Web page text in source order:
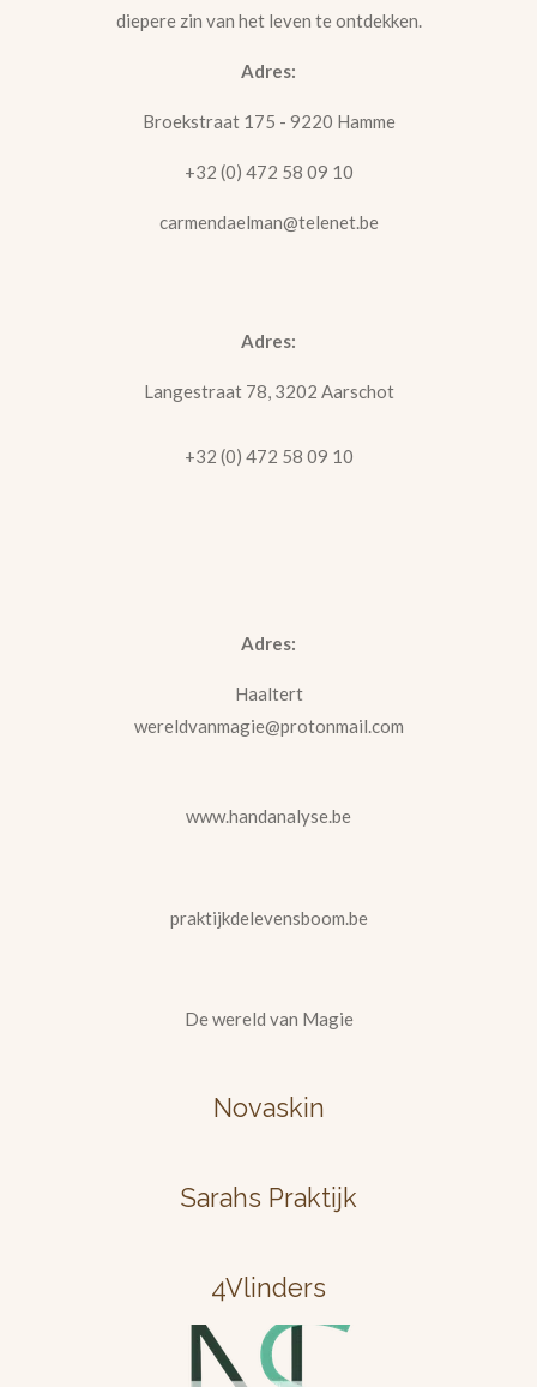
diepere zin van het leven te ontdekken.
Adres:
Broekstraat 175 - 9220 Hamme
+32 (0) 472 58 09 10
carmendaelman@telenet.be
Adres:
Langestraat 78, 3202 Aarschot
+32 (0) 472 58 09 10
Adres:
Haaltert
wereldvanmagie@protonmail.com
www.handanalyse.be
praktijkdelevensboom.be
De wereld van Magie
Novaskin
Sarahs Praktijk
4Vlinders